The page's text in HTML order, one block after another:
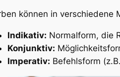
können in verschiedene
Indikativ: Normalform, die
Konjunktiv:
Imperativ: Befehlsform